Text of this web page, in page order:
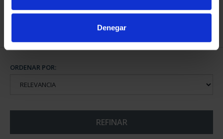
Denegar
registrados
ORDENAR POR:
REFINAR